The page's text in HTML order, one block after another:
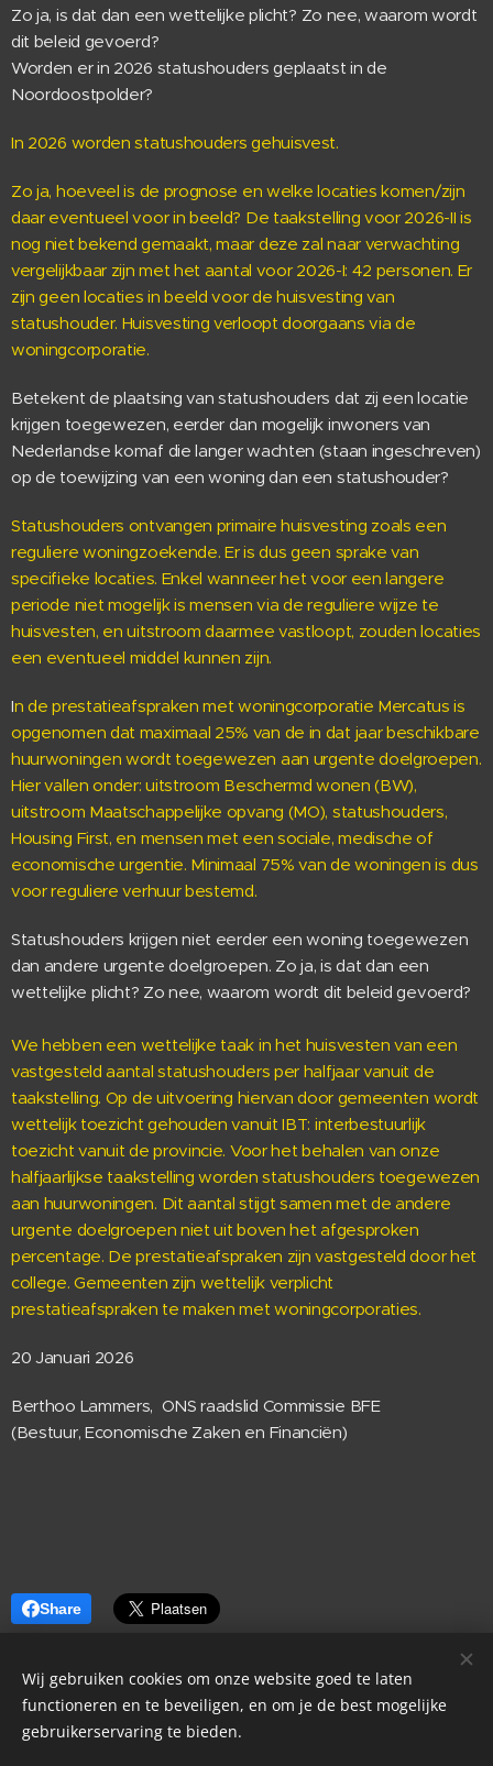
Zo ja, is dat dan een wettelijke plicht? Zo nee, waarom wordt
dit beleid gevoerd?
Worden er in 2026 statushouders geplaatst in de
Noordoostpolder?
In 2026 worden statushouders gehuisvest.
Zo ja, hoeveel is de prognose en welke locaties komen/zijn
daar eventueel voor in beeld? De taakstelling voor 2026-II is
nog niet bekend gemaakt, maar deze zal naar verwachting
vergelijkbaar zijn met het aantal voor 2026-I: 42 personen. Er
zijn geen locaties in beeld voor de huisvesting van
statushouder. Huisvesting verloopt doorgaans via de
woningcorporatie.
Betekent de plaatsing van statushouders dat zij een locatie
krijgen toegewezen, eerder dan mogelijk inwoners van
Nederlandse komaf die langer wachten (staan ingeschreven)
op de toewijzing van een woning dan een statushouder?
Statushouders ontvangen primaire huisvesting zoals een
reguliere woningzoekende. Er is dus geen sprake van
specifieke locaties. Enkel wanneer het voor een langere
periode niet mogelijk is mensen via de reguliere wijze te
huisvesten, en uitstroom daarmee vastloopt, zouden locaties
een eventueel middel kunnen zijn.
In de prestatieafspraken met woningcorporatie Mercatus is
opgenomen dat maximaal 25% van de in dat jaar beschikbare
huurwoningen wordt toegewezen aan urgente doelgroepen.
Hier vallen onder: uitstroom Beschermd wonen (BW),
uitstroom Maatschappelijke opvang (MO), statushouders,
Housing First, en mensen met een sociale, medische of
economische urgentie. Minimaal 75% van de woningen is dus
voor reguliere verhuur bestemd.
Statushouders krijgen niet eerder een woning toegewezen
dan andere urgente doelgroepen. Zo ja, is dat dan een
wettelijke plicht? Zo nee, waarom wordt dit beleid gevoerd?
We hebben een wettelijke taak in het huisvesten van een
vastgesteld aantal statushouders per halfjaar vanuit de
taakstelling. Op de uitvoering hiervan door gemeenten wordt
wettelijk toezicht gehouden vanuit IBT: interbestuurlijk
toezicht vanuit de provincie. Voor het behalen van onze
halfjaarlijkse taakstelling worden statushouders toegewezen
aan huurwoningen. Dit aantal stijgt samen met de andere
urgente doelgroepen niet uit boven het afgesproken
percentage. De prestatieafspraken zijn vastgesteld door het
college. Gemeenten zijn wettelijk verplicht
prestatieafspraken te maken met woningcorporaties.
20 Januari 2026
Berthoo Lammers, ONS raadslid Commissie BFE
(Bestuur, Economische Zaken en Financiën)
Share
Wij gebruiken cookies om onze website goed te laten
functioneren en te beveiligen, en om je de best mogelijke
gebruikerservaring te bieden.